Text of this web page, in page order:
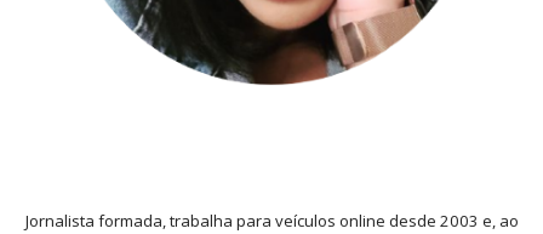
Jornalista formada, trabalha para veículos online desde 2003 e, ao